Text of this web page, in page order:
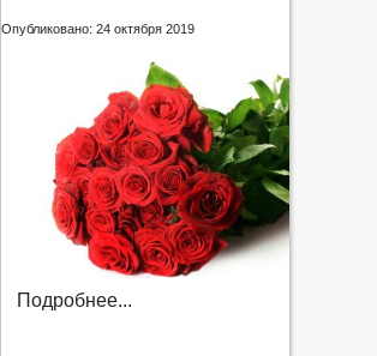
Опубликовано: 24 октября 2019
Подробнее...